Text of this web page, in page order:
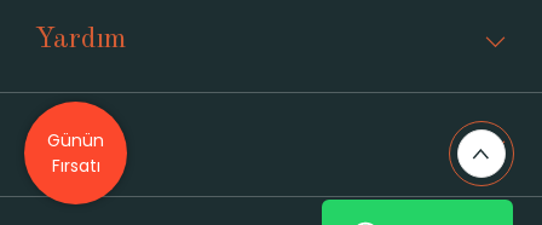
Yardım
Üyelik
Günün
Fırsatı